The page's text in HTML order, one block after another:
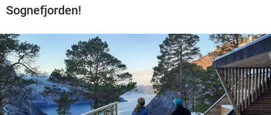
Sognefjorden!